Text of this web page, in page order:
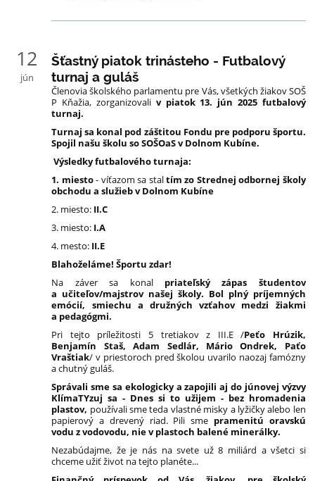
12
jún
Šťastný piatok trinásteho - Futbalový
turnaj a guláš
Členovia školského parlamentu pre Vás, všetkých žiakov SOŠ
P Kňažia, zorganizovali v piatok 13. jún 2025 futbalový
turnaj.
Turnaj sa konal pod záštitou Fondu pre podporu športu.
Spojil našu školu so SOŠOaS v Dolnom Kubíne.
Výsledky futbalového turnaja:
1. miesto- víťazom sa staltím zo Strednej odbornej školy
obchodu a služieb v Dolnom Kubíne
2. miesto: II.C
3. miesto: I.A
4. mesto: II.E
Blahoželáme! Športu zdar!
Na záver sa konal priateľský zápas študentov
a učiteľov/majstrov našej školy. Bol plný príjemných
emócií, smiechu a družných vzťahov medzi žiakmi
a pedagógmi.
Pri tejto príležitosti 5 tretiakov z III.E /Peťo Hrúzik,
Benjamín Staš, Adam Sedlár, Mário Ondrek, Paťo
Vraštiak/ v priestoroch pred školou uvarilo naozaj famózny
a chutný guláš.
Správali sme sa ekologicky a zapojili aj do júnovej výzvy
KlímaTYzuj sa - Dnes si to užijem - bez hromadenia
plastov, používali sme teda vlastné misky a lyžičky alebo len
papierový a drevený riad. Pili sme pramenitú oravskú
vodu z vodovodu, nie v plastoch balené minerálky.
Nezabúdajme, že je nás na svete už 8 miliárd a všetci si
chceme užiť život na tejto planéte...